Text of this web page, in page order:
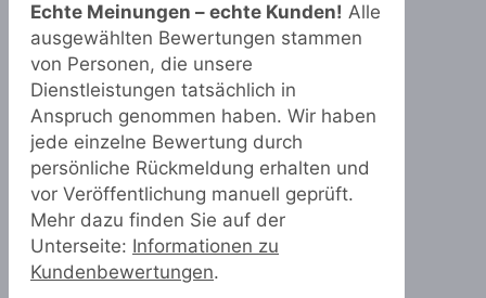
Echte Meinungen – echte Kunden! Alle
ausgewählten Bewertungen stammen
von Personen, die unsere
Dienstleistungen tatsächlich in
Anspruch genommen haben. Wir haben
jede einzelne Bewertung durch
persönliche Rückmeldung erhalten und
vor Veröffentlichung manuell geprüft.
Mehr dazu finden Sie auf der
Unterseite: Informationen zu
Kundenbewertungen.